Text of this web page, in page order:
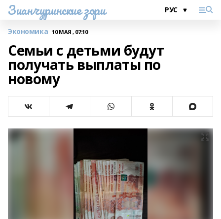
Зианчуринские зори
Экономика 10 МАЯ , 07:10
Семьи с детьми будут
получать выплаты по
новому